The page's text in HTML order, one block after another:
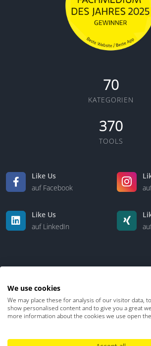
70
KATEGORIEN
370
TOOLS
Like Us
auf Facebook
Like Us
auf LinkedIn
Kontakt
We use cookies
We may place these for analysis of our visitor data,
show personalised content and to give you a great
more information about the cookies we use open